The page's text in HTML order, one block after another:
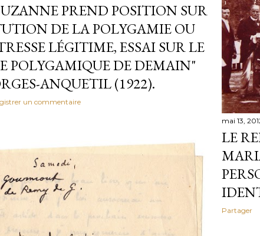
PREND POSITION SUR
DE LA POLYGAMIE OU
LÉGITIME, ESSAI SUR LE
POLYGAMIQUE DE DEMAIN"
ANQUETIL (1922).
un commentaire
mai 13,
LE
Partager